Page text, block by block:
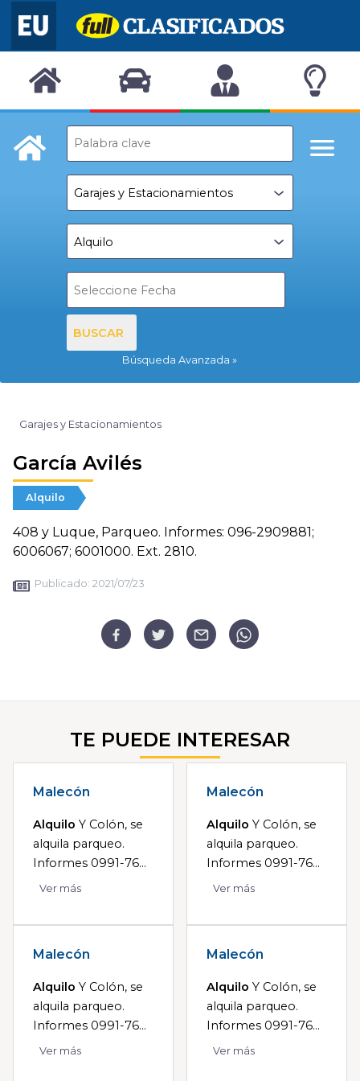
BUSCAR
Búsqueda Avanzada
Garajes y Estacionamientos
García Avilés
Alquilo
408 y Luque, Parqueo. Informes: 096-2909881;
6006067; 6001000. Ext. 2810.
Publicado: 2021/07/23
TE PUEDE INTERESAR
Malecón
Alquilo Y Colón, se
alquila parqueo.
Informes 0991-76...
Ver más
Malecón
Alquilo Y Colón, se
alquila parqueo.
Informes 0991-76...
Ver más
Malecón
Alquilo Y Colón, se
alquila parqueo.
Informes 0991-76...
Ver más
Malecón
Alquilo Y Colón, se
alquila parqueo.
Informes 0991-76...
Ver más